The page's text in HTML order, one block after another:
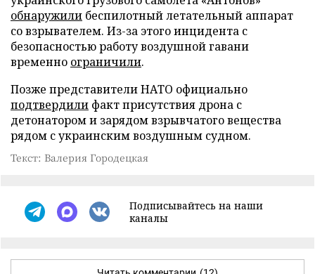
обнаружили беспилотный летательный аппарат
со взрывателем. Из-за этого инцидента с
безопасностью работу воздушной гавани
временно ограничили.
Позже представители НАТО официально
подтвердили факт присутствия дрона с
детонатором и зарядом взрывчатого вещества
рядом с украинским воздушным судном.
Текст: Валерия Городецкая
Подписывайтесь на наши
каналы